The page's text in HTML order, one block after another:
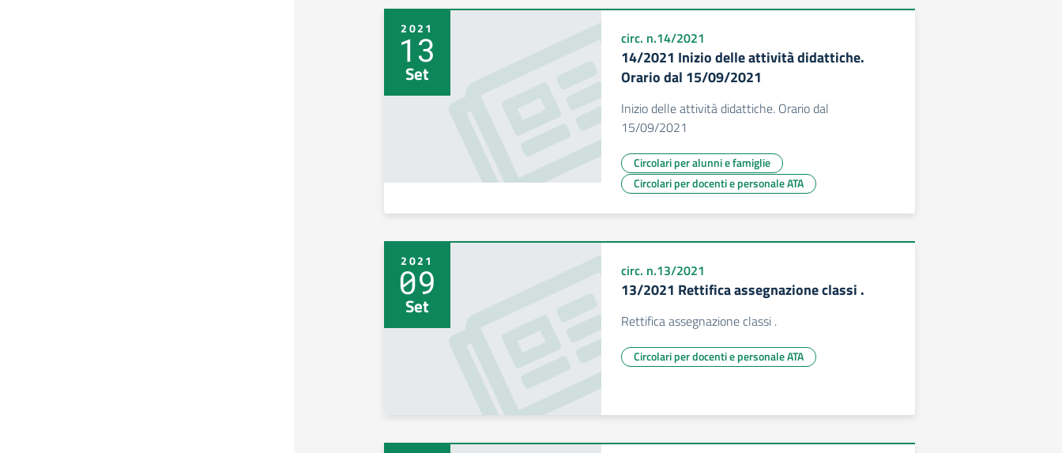
2021
13
Set
circ. n.14/2021
14/2021 Inizio delle attività didattiche.
Orario dal 15/09/2021
Inizio delle attività didattiche. Orario dal
15/09/2021
Circolari per alunni e famiglie
Circolari per docenti e personale ATA
2021
09
Set
circ. n.13/2021
13/2021 Rettifica assegnazione classi .
Rettifica assegnazione classi .
Circolari per docenti e personale ATA